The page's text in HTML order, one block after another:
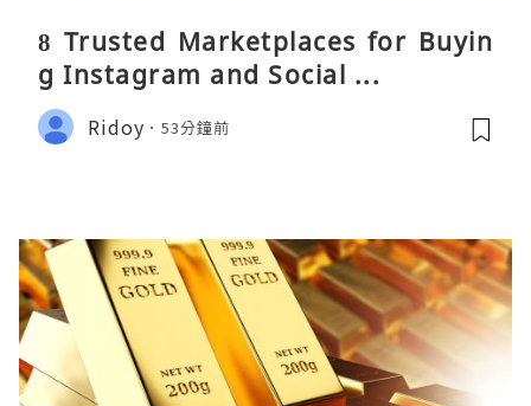
8 Trusted Marketplaces for Buyin
g Instagram and Social ...
Ridoy 53分鐘前